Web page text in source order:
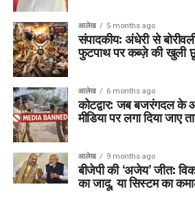
आलेख 5 months ago
संपादकीय: अंधेरी से
फुटपाथ पर कब्ज़े की खुली
आलेख 6 months ago
कोटद्वार: जब बजरंगदल
मीडिया पर लगा दिया जाए
आलेख 9 months ago
बीजेपी की ‘अजेय’ जीत:
का जादू, या सिस्टम का